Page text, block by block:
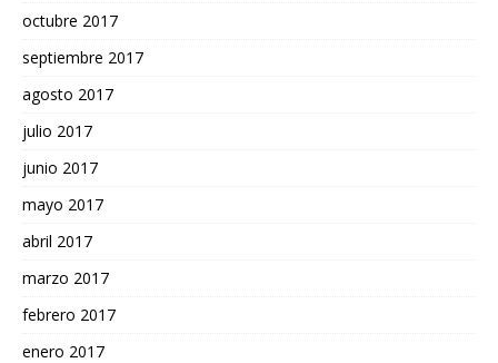
octubre 2017
septiembre 2017
agosto 2017
julio 2017
junio 2017
mayo 2017
abril 2017
marzo 2017
febrero 2017
enero 2017